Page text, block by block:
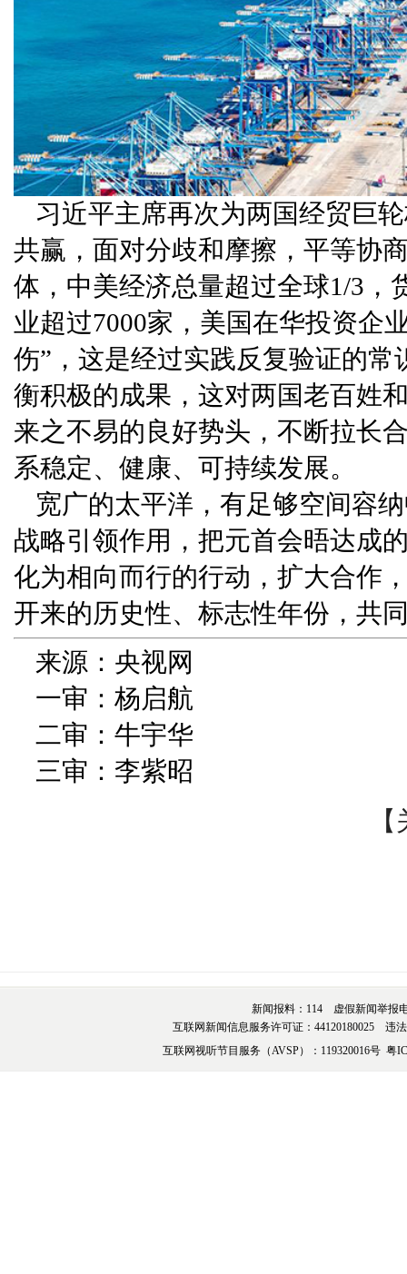
习近平主席再次为两国经贸巨
共赢，面对分歧和摩擦，平等协
体，中美经济总量超过全球1/3，
业超过7000家，美国在华投资
伤”，这是经过实践反复验证的
衡积极的成果，这对两国老百姓
来之不易的良好势头，不断拉长
系稳定、健康、可持续发展。
宽广的太平洋，有足够空间容
战略引领作用，把元首会晤达成
化为相向而行的行动，扩大合作
开来的历史性、标志性年份，共
来源：央视网
一审：杨启航
二审：牛宇华
三审：李紫昭
新闻报料：114 虚假新闻举报电
互联网新闻信息服务许可证：44120180025 违
互联网视听节目服务（AVSP）：119320016号粤